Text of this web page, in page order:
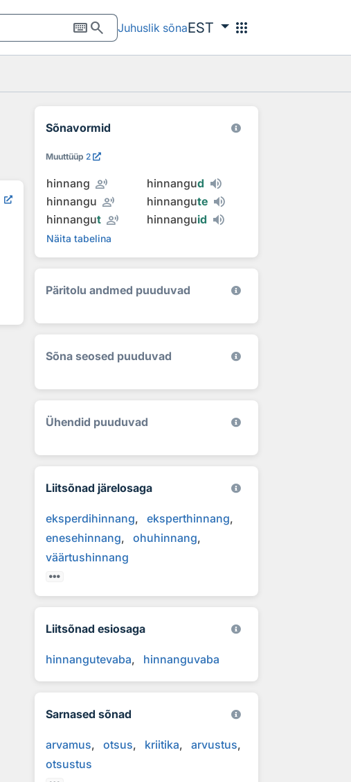
keyboardsearch Juhuslik sõnaEST apps
Sõnavormid
Muuttüüp 2
hinnang record_voice_over hinnangud
hinnangu record_voice_over hinnangute
hinnangut record_voice_over hinnanguid
Näita tabelina
Päritolu andmed puuduvad
Sõna seosed puuduvad
Ühendid puuduvad
Liitsõnad järelosaga
eksperdihinnang
eksperthinnang
enesehinnang
ohuhinnang
väärtushinnang
Liitsõnad esiosaga
hinnangutevaba hinnanguvaba
Sarnased sõnad
arvamus otsus kriitika
arvustus
otsustus